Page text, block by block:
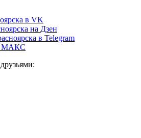
в VK
на Дзен
в Telegram
МАКС